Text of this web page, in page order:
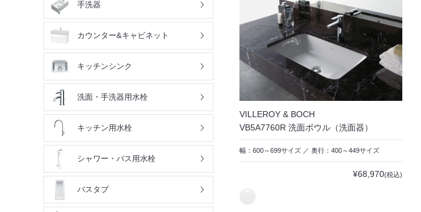
手洗器
カウンター&キャビネット
キッチンシンク
洗面・手洗器用水栓
キッチン用水栓
シャワー・バス用水栓
バスタブ
VILLEROY & BOCH
VB5A7760R 洗面ボウル（洗面器）
幅：600～699サイズ ／ 奥行：400～449サイズ
¥68,970(税込)